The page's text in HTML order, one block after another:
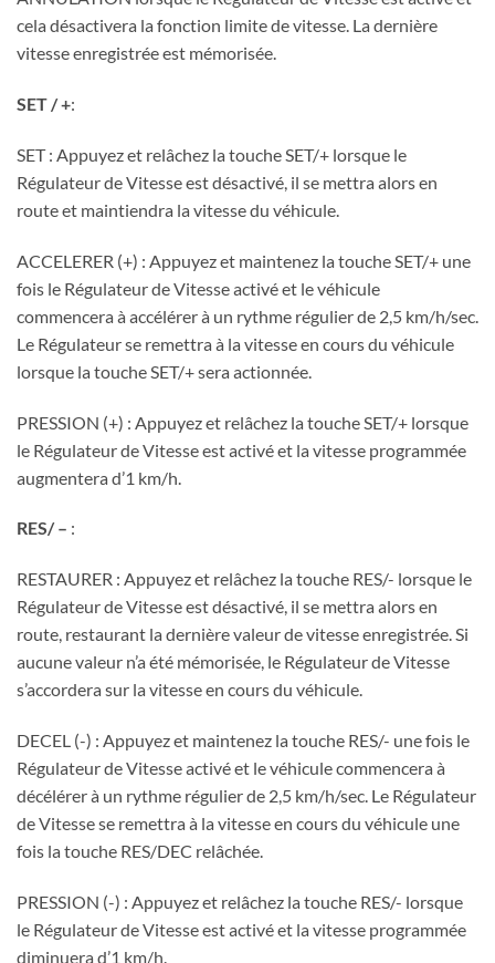
cela désactivera la fonction limite de vitesse. La dernière
vitesse enregistrée est mémorisée.
SET / +:
SET : Appuyez et relâchez la touche SET/+ lorsque le
Régulateur de Vitesse est désactivé, il se mettra alors en
route et maintiendra la vitesse du véhicule.
ACCELERER (+) : Appuyez et maintenez la touche SET/+ une
fois le Régulateur de Vitesse activé et le véhicule
commencera à accélérer à un rythme régulier de 2,5 km/h/sec.
Le Régulateur se remettra à la vitesse en cours du véhicule
lorsque la touche SET/+ sera actionnée.
PRESSION (+) : Appuyez et relâchez la touche SET/+ lorsque
le Régulateur de Vitesse est activé et la vitesse programmée
augmentera d’1 km/h.
RES/ – :
RESTAURER : Appuyez et relâchez la touche RES/- lorsque le
Régulateur de Vitesse est désactivé, il se mettra alors en
route, restaurant la dernière valeur de vitesse enregistrée. Si
aucune valeur n’a été mémorisée, le Régulateur de Vitesse
s’accordera sur la vitesse en cours du véhicule.
DECEL (-) : Appuyez et maintenez la touche RES/- une fois le
Régulateur de Vitesse activé et le véhicule commencera à
décélérer à un rythme régulier de 2,5 km/h/sec. Le Régulateur
de Vitesse se remettra à la vitesse en cours du véhicule une
fois la touche RES/DEC relâchée.
PRESSION (-) : Appuyez et relâchez la touche RES/- lorsque
le Régulateur de Vitesse est activé et la vitesse programmée
diminuera d’1 km/h.